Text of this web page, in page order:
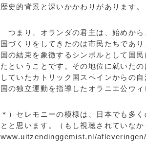
歴史的背景と深いかかわりがあります。
つまり、オランダの君主は、始めから
国づくりをしてきたのは市民たちであ
国の結束を象徴するシンボルとして国
たということです。その地位に就いた
していたカトリック国スペインからの
国の独立運動を指導したオラニエ公ウ
＊）セレモニーの模様は、日本でも多
とと思います。（もし視聴されていなか
www.uitzendinggemist.nl/afleveringen/